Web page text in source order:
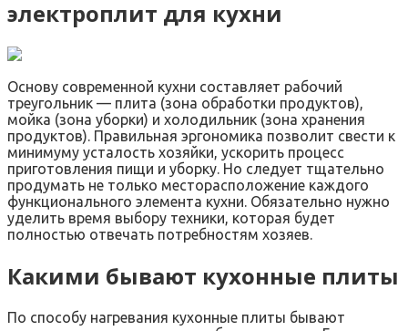
электроплит для кухни
Основу современной кухни составляет рабочий
треугольник — плита (зона обработки продуктов),
мойка (зона уборки) и холодильник (зона хранения
продуктов). Правильная эргономика позволит свести к
минимуму усталость хозяйки, ускорить процесс
приготовления пищи и уборку. Но следует тщательно
продумать не только месторасположение каждого
функционального элемента кухни. Обязательно нужно
уделить время выбору техники, которая будет
полностью отвечать потребностям хозяев.
Какими бывают кухонные плиты
По способу нагревания кухонные плиты бывают